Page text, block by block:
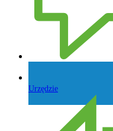
Urzędzie